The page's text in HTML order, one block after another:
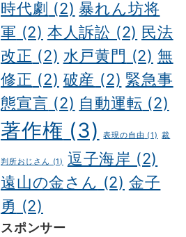
時代劇 (2) 暴れん坊将
軍 (2) 本人訴訟 (2) 民法
改正 (2) 水戸黄門 (2) 無
修正 (2) 破産 (2) 緊急事
態宣言 (2) 自動運転 (2)
著作権 (3) 表現の自由 (1) 裁
判所おじさん (1) 逗子海岸 (2)
遠山の金さん (2) 金子
勇 (2)
スポンサー